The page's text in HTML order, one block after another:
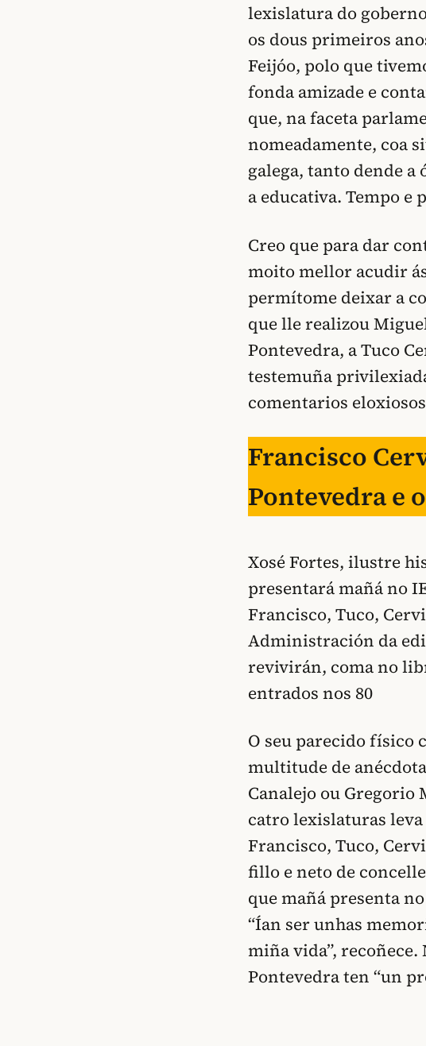
lexislatura do
os dous primeiros
Feijóo, polo que
fonda amizade e
que, na faceta
nomeadamente, coa
galega, tanto dende
a educativa. Tempo e
Creo que para dar
moito mellor acudir
permítome deixar a
que lle realizou
Pontevedra, a Tuco
testemuña
comentarios
Francisco
Pontevedra e
Xosé Fortes, ilustre
presentará mañá no
Francisco, Tuco,
Administración da
revivirán, coma no
entrados nos 80
O seu parecido físico
multitude de
Canalejo ou
catro lexislaturas
Francisco, Tuco,
fillo e neto de
que mañá presenta no
“Ían ser unhas
miña vida”,
Pontevedra ten “un